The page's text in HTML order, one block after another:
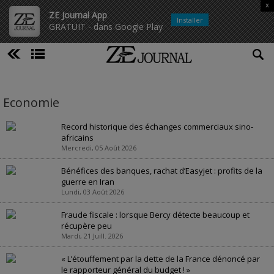
ZE Journal App
GRATUIT - dans Google Play
x
Installer
Economie
Record historique des échanges commerciaux sino-
africains
Mercredi, 05 Août 2026
Bénéfices des banques, rachat d’Easyjet : profits de la
guerre en Iran
Lundi, 03 Août 2026
Fraude fiscale : lorsque Bercy détecte beaucoup et
récupère peu
Mardi, 21 Juill. 2026
« L’étouffement par la dette de la France dénoncé par
le rapporteur général du budget ! »